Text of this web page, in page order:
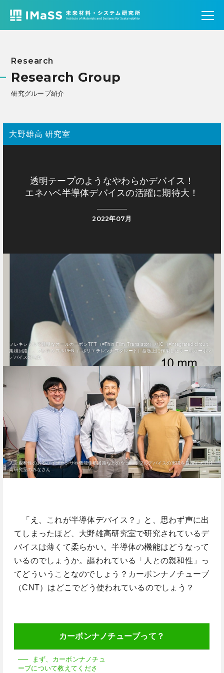
Research
Research Group
研究グループ紹介
大野雄高 研究室
透明テープのようなやわらかデバイス！
エネハベ半導体デバイスの活躍に期待大！
2022年07月
フレキシブルで透明なオールカーボンTFT（=Thin Film Transistor）とIC（=integrated circuit。
集積回路）。フレキシブルPEN（=ポリエチレンナフタレート）基板上に作製したオールカーボン
デバイスの写真
人と親和性のあるバイオセンサや機能集積回路などのウェアラブルデバイスの実現を目指す大野雄
高研究室のみなさん
「え、これが半導体デバイス？」と、思わず声に出
てしまったほど、大野雄高研究室で研究されているデ
バイスは薄くて柔らかい。半導体の機能はどうなって
いるのでしょうか。謳われている「人との親和性」っ
てどういうことなのでしょう？カーボンナノチューブ
（CNT）はどこでどう使われているのでしょう？
カーボンナノチューブって？
—– まず、カーボンナノチュ
ーブについて教えてくださ